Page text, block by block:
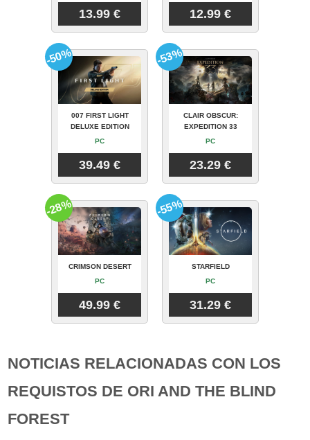
13.99 € 12.99 €
007 FIRST LIGHT
DELUXE EDITION
PC
39.49 €
-50%
CLAIR OBSCUR:
EXPEDITION 33
PC
23.29 €
-53%
CRIMSON DESERT
PC
49.99 €
-28%
STARFIELD
PC
31.29 €
-55%
NOTICIAS RELACIONADAS CON LOS
REQUISTOS DE ORI AND THE BLIND
FOREST